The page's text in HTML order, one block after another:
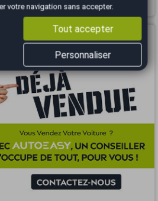
votre navigation sans accepter.
Tout accepter
Personnaliser